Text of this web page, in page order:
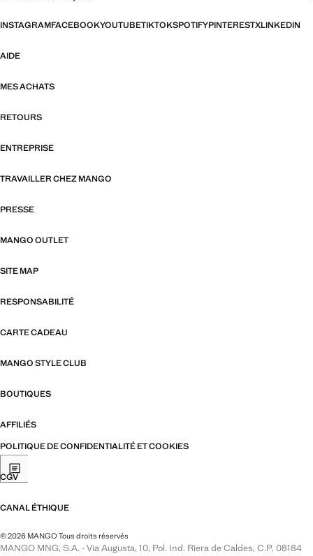
INSTAGRAMFACEBOOKYOUTUBETIKTOKSPOTIFYPINTERESTXLINKEDIN
AIDE
MES ACHATS
RETOURS
ENTREPRISE
TRAVAILLER CHEZ MANGO
PRESSE
MANGO OUTLET
SITE MAP
RESPONSABILITÉ
CARTE CADEAU
MANGO STYLE CLUB
BOUTIQUES
AFFILIÉS
POLITIQUE DE CONFIDENTIALITÉ ET COOKIES
CGV
CANAL ÉTHIQUE
© 2026 MANGO Tous droits réservés
MANGO MNG, S.A. · Via Augusta, 10, Pol. Ind. Riera de Caldes, C.P. 08184